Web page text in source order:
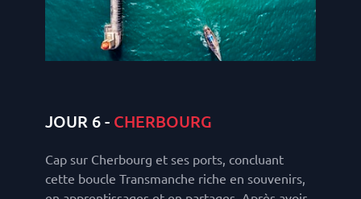
JOUR 6 - CHERBOURG
Cap sur Cherbourg et ses ports, concluant
cette boucle Transmanche riche en souvenirs,